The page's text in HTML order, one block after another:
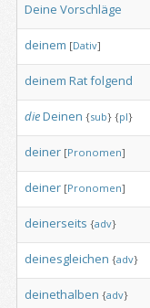
Deine Vorschläge
deinem [Dativ]
deinem Ratfolgend
dieDeinen {sub} {pl}
deiner [Pronomen]
deiner [Pronomen]
deinerseits {adv}
deinesgleichen {adv}
deinethalben {adv}